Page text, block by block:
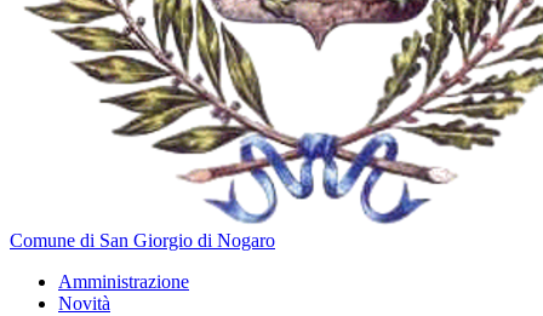
Comune di San Giorgio di Nogaro
Amministrazione
Novità